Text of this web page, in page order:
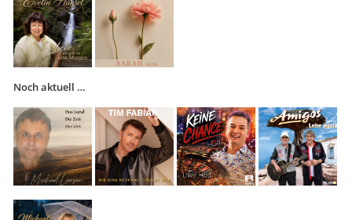
Noch aktuell …